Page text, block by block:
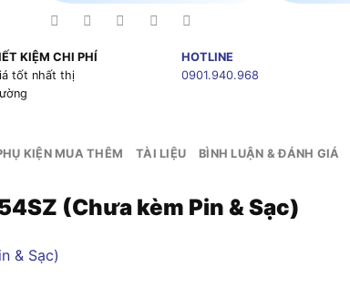
KIỆM CHI PHÍ
tốt nhất thị
HOTLINE
0901.940.968
KIỆN MUA THÊM TÀI LIỆU BÌNH LUẬN & ĐÁNH GIÁ
(Chưa kèm Pin & Sạc)